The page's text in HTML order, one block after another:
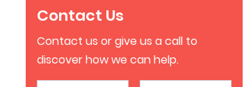
Contact Us
Contact us or give us a call to
discover how we can help.